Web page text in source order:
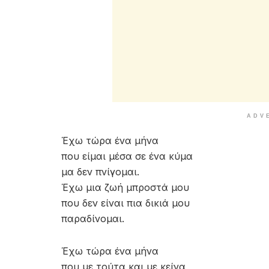
Έχω τώρα ένα μήνα
που είμαι μέσα σε ένα κύμα
μα δεν πνίγομαι.
Έχω μια ζωή μπροστά μου
που δεν είναι πια δικιά μου
παραδίνομαι.
Έχω τώρα ένα μήνα
που με τούτα και με κείνα